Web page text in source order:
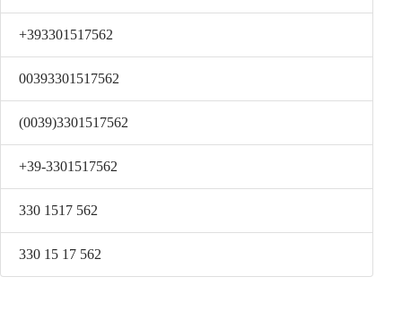
+393301517562
00393301517562
(0039)3301517562
+39-3301517562
330 1517 562
330 15 17 562